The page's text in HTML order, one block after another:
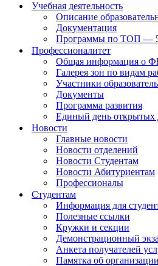
Учебная деятельность
Описание
Документация
Программы по ТОП —
Профессионалитет
Общая информация о
Галерея зон по видам
Участники
Документы
Программа развития
Единый день открытых
Новости
Главные новости
Новости отделений
Новости Студентам
Новости Абитуриентам
Профессионалы
Студентам
Информация для
Полезные ссылки
Кружки и секции
Демонстрационный
Анкета получателей
Памятка об